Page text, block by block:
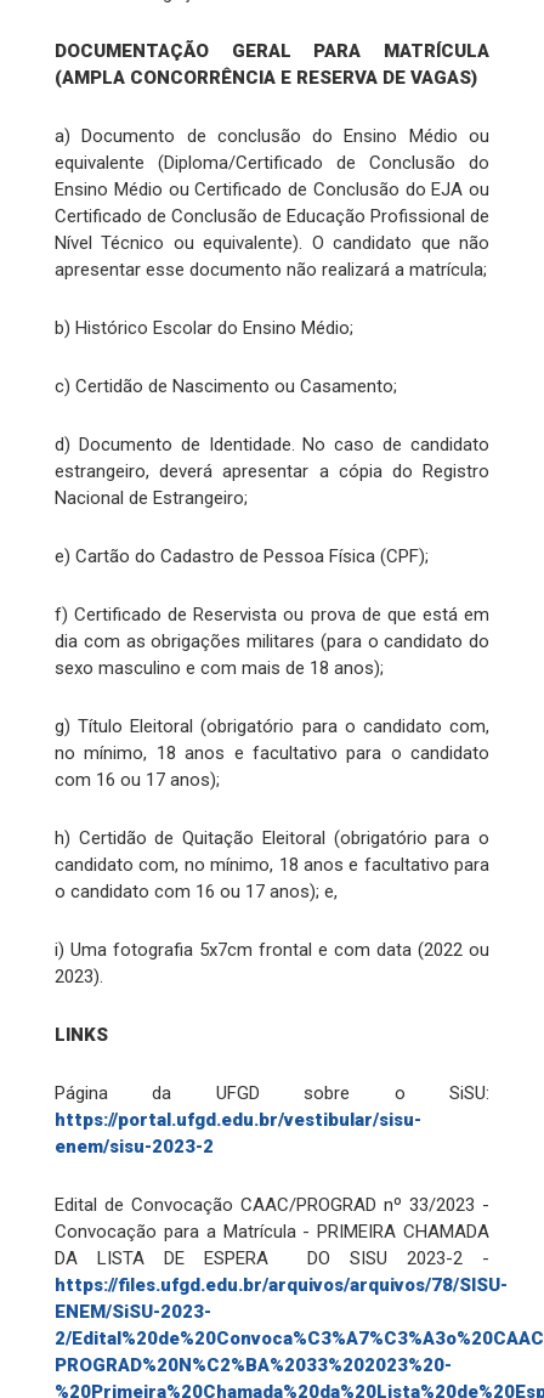
DOCUMENTAÇÃO GERAL PARA MATRÍCULA
(AMPLA CONCORRÊNCIA E RESERVA DE VAGAS)
a) Documento de conclusão do Ensino Médio ou
equivalente (Diploma/Certificado de Conclusão do
Ensino Médio ou Certificado de Conclusão do EJA ou
Certificado de Conclusão de Educação Profissional de
Nível Técnico ou equivalente). O candidato que não
apresentar esse documento não realizará a matrícula;
b) Histórico Escolar do Ensino Médio;
c) Certidão de Nascimento ou Casamento;
d) Documento de Identidade. No caso de candidato
estrangeiro, deverá apresentar a cópia do Registro
Nacional de Estrangeiro;
e) Cartão do Cadastro de Pessoa Física (CPF);
f) Certificado de Reservista ou prova de que está em
dia com as obrigações militares (para o candidato do
sexo masculino e com mais de 18 anos);
g) Título Eleitoral (obrigatório para o candidato com,
no mínimo, 18 anos e facultativo para o candidato
com 16 ou 17 anos);
h) Certidão de Quitação Eleitoral (obrigatório para o
candidato com, no mínimo, 18 anos e facultativo para
o candidato com 16 ou 17 anos); e,
i) Uma fotografia 5x7cm frontal e com data (2022 ou
2023).
LINKS
Página da UFGD sobre o SiSU:
https://portal.ufgd.edu.br/vestibular/sisu-
enem/sisu-2023-2
Edital de Convocação CAAC/PROGRAD nº 33/2023 -
Convocação para a Matrícula - PRIMEIRA CHAMADA
DA LISTA DE ESPERA DO SISU 2023-2 -
https://files.ufgd.edu.br/arquivos/arquivos/78/SISU-
ENEM/SiSU-2023-
2/
PROGRAD%20N%C2%BA%2033%202023%20-